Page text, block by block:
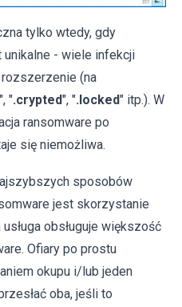
tylko wtedy, gdy
- wiele infekcji
(na
", ".crypted", ".locked" itp.). W
ransomware po
się niemożliwa.
sposobów
jest skorzystanie
usługa obsługuje większość
Ofiary po prostu
okupu i/lub jeden
oba, jeśli to